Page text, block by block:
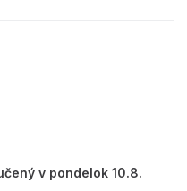
v pondelok 10.8.